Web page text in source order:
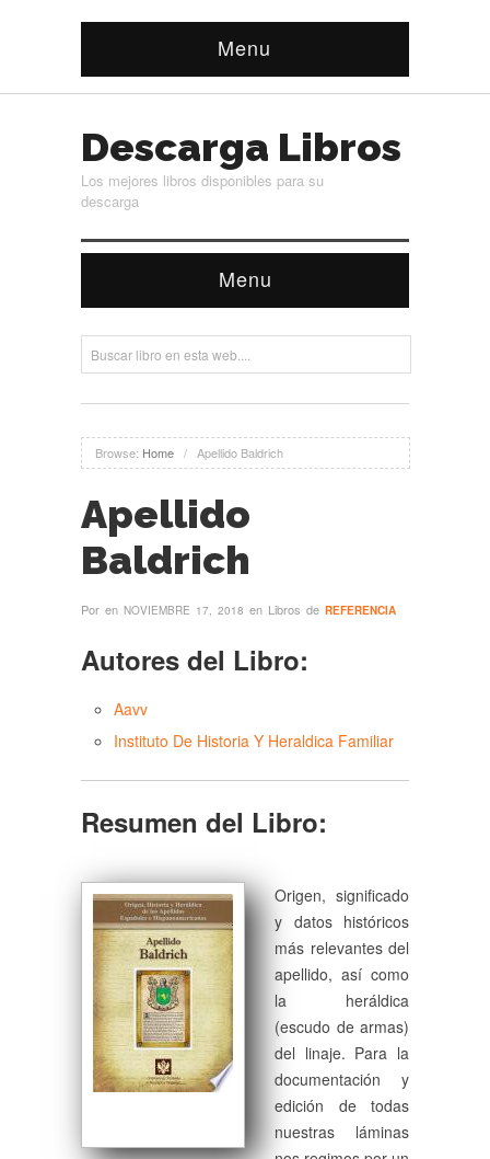
Menu
Descarga Libros
Los mejores libros disponibles para su
descarga
Menu
Browse: Home / Apellido Baldrich
Apellido
Baldrich
Por en NOVIEMBRE 17, 2018 en Libros de REFERENCIA
Autores del Libro:
Aavv
Instituto De Historia Y Heraldica Familiar
Resumen del Libro:
Origen, significado
y datos históricos
más relevantes del
apellido, así como
la heráldica
(escudo de armas)
del linaje. Para la
documentación y
edición de todas
nuestras láminas